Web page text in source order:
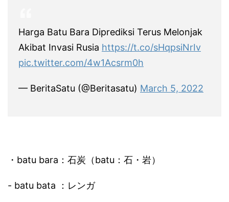
Harga Batu Bara Diprediksi Terus Melonjak
Akibat Invasi Rusia https://t.co/sHqpsiNrIv
pic.twitter.com/4w1Acsrm0h
— BeritaSatu (@Beritasatu) March 5, 2022
・batu bara：石炭（batu：石・岩）
- batu bata ：レンガ